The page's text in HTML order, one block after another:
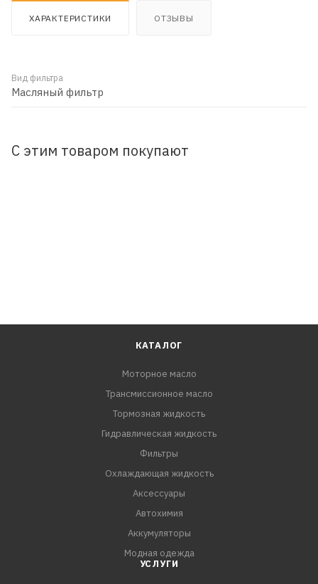
ХАРАКТЕРИСТИКИ ОТЗЫВЫ
Вид фильтра
Масляный фильтр
С этим товаром покупают
КАТАЛОГ
Моторное масло
Трансмиссионное масло
Тормозная жидкость
Гидравлическая жидкость
Фильтры
Охлаждающая жидкость
Аксессуары
Автохимия
Аккумуляторы
Модная одежда
УСЛУГИ